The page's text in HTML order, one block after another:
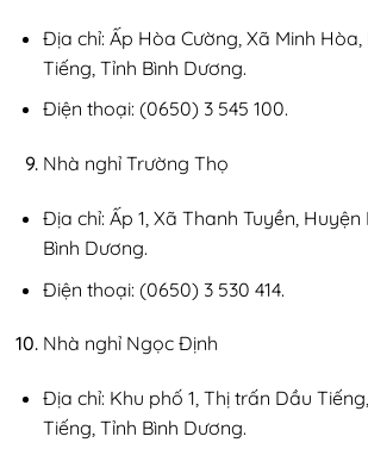
Địa chỉ: Ấp Hòa Cường, Xã Minh
Tiếng, Tỉnh Bình Dương.
Điện thoại: (0650) 3 545 100.
Nhà nghỉ Trường Thọ
Địa chỉ: Ấp 1, Xã Thanh Tuyền, Huyện
Bình Dương.
Điện thoại: (0650) 3 530 414.
Nhà nghỉ Ngọc Định
Địa chỉ: Khu phố 1, Thị trấn Dầu
Tiếng, Tỉnh Bình Dương.